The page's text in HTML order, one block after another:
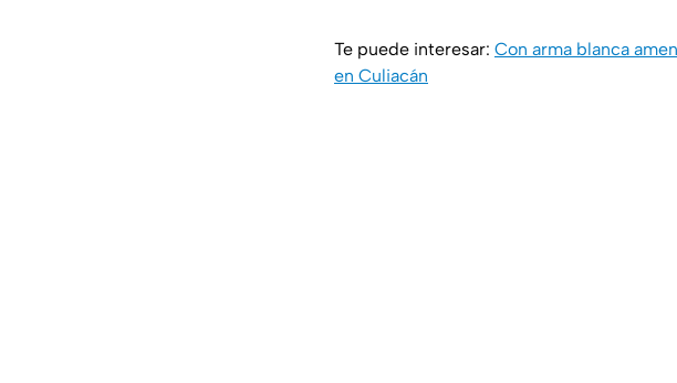
Te puede interesar: Con arma blanca
en Culiacán